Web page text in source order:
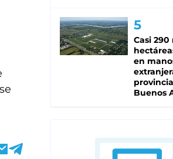
Casi 290
en
Buenos